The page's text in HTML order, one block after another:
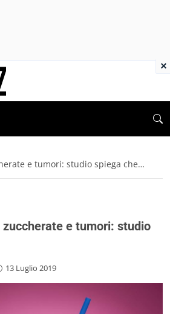
e tumori: studio spiega che…
zuccherate e tumori: studio
13 Luglio 2019
×